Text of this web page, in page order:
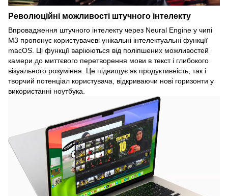
Революційні можливості штучного інтелекту
Впровадження штучного інтелекту через Neural Engine у чипі
M3 пропонує користувачеві унікальні інтелектуальні функції
macOS. Ці функції варіюються від поліпшених можливостей
камери до миттєвого перетворення мови в текст і глибокого
візуального розуміння. Це підвищує як продуктивність, так і
творчий потенціал користувача, відкриваючи нові горизонти у
використанні ноутбука.